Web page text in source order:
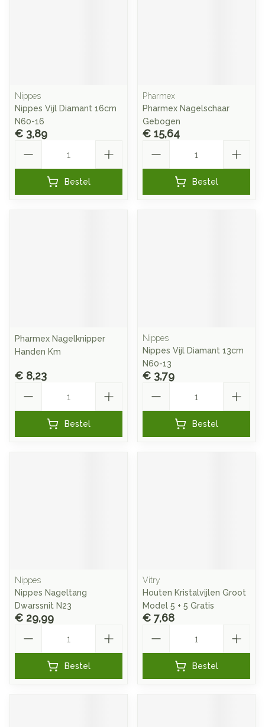
Nippes
Nippes Vijl Diamant 16cm
N60-16
€ 3,89
Bestel
Pharmex
Pharmex Nagelschaar
Gebogen
€ 15,64
Bestel
Pharmex Nagelknipper
Handen Km
€ 8,23
Bestel
Nippes
Nippes Vijl Diamant 13cm
N60-13
€ 3,79
Bestel
Nippes
Nippes Nageltang
Dwarssnit N23
€ 29,99
Bestel
Vitry
Houten Kristalvijlen Groot
Model 5 + 5 Gratis
€ 7,68
Bestel